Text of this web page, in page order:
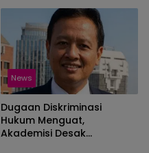
News
Dugaan Diskriminasi
Hukum Menguat,
Akademisi Desak